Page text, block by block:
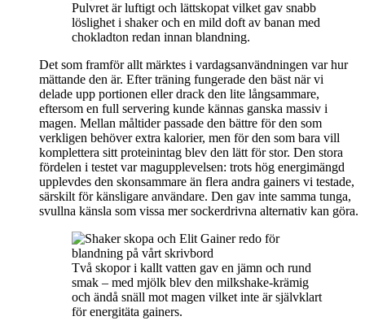
Pulvret är luftigt och lättskopat vilket gav snabb
löslighet i shaker och en mild doft av banan med
chokladton redan innan blandning.
Det som framför allt märktes i vardagsanvändningen var hur
mättande den är. Efter träning fungerade den bäst när vi
delade upp portionen eller drack den lite långsammare,
eftersom en full servering kunde kännas ganska massiv i
magen. Mellan måltider passade den bättre för den som
verkligen behöver extra kalorier, men för den som bara vill
komplettera sitt proteinintag blev den lätt för stor. Den stora
fördelen i testet var magupplevelsen: trots hög energimängd
upplevdes den skonsammare än flera andra gainers vi testade,
särskilt för känsligare användare. Den gav inte samma tunga,
svullna känsla som vissa mer sockerdrivna alternativ kan göra.
Två skopor i kallt vatten gav en jämn och rund
smak – med mjölk blev den milkshake-krämig
och ändå snäll mot magen vilket inte är självklart
för energitäta gainers.